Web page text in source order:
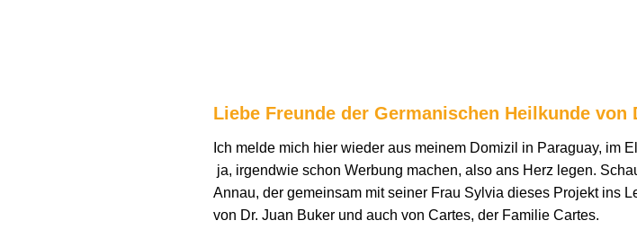
Liebe Freunde der Germanischen Heilkunde von
Ich melde mich hier wieder aus meinem Domizil in Paraguay, im
ja, irgendwie schon Werbung machen, also ans Herz legen.
Annau, der gemeinsam mit seiner Frau Sylvia dieses Projekt ins
von Dr. Juan Buker und auch von Cartes, der Familie Cartes.